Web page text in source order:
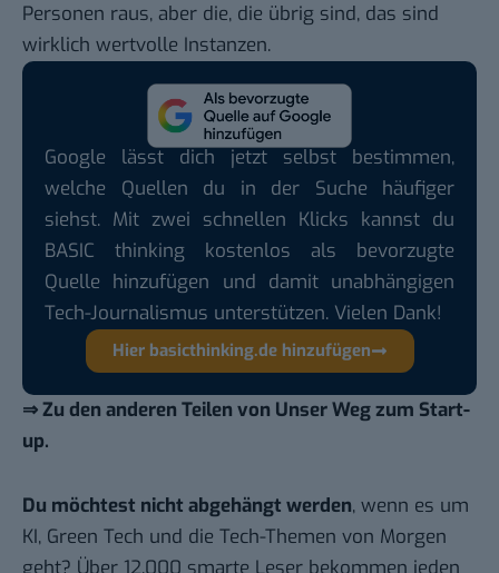
Personen raus, aber die, die übrig sind, das sind
wirklich wertvolle Instanzen.
Google lässt dich jetzt selbst bestimmen,
welche Quellen du in der Suche häufiger
siehst. Mit zwei schnellen Klicks kannst du
BASIC thinking kostenlos als bevorzugte
Quelle hinzufügen und damit unabhängigen
Tech-Journalismus unterstützen. Vielen Dank!
Hier basicthinking.de hinzufügen
⇒ Zu den anderen Teilen von Unser Weg zum Start-
up.
Du möchtest nicht abgehängt werden, wenn es um
KI, Green Tech und die Tech-Themen von Morgen
geht? Über 12.000 smarte Leser bekommen jeden